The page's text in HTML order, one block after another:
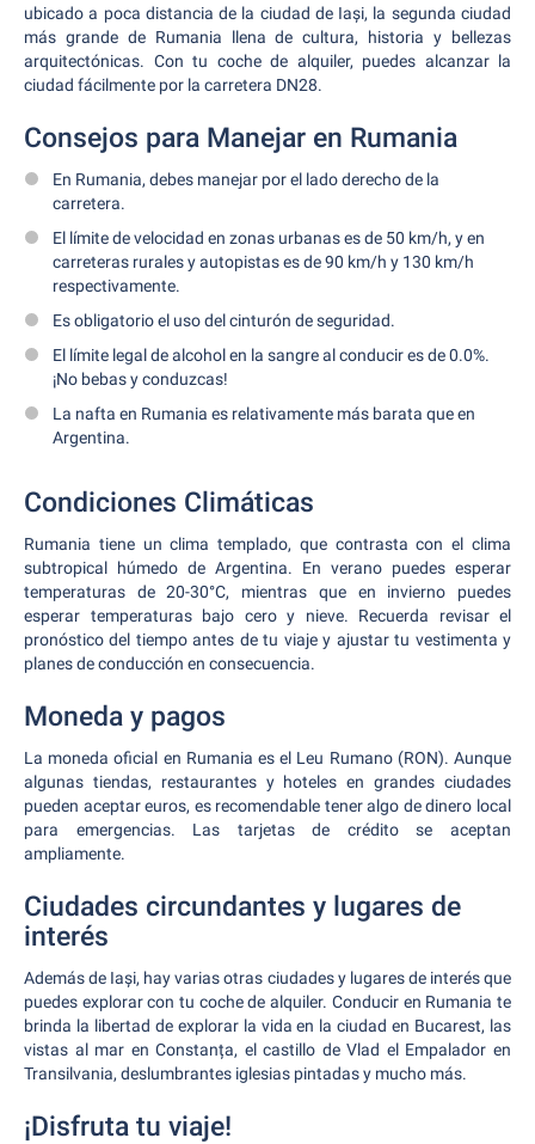
ubicado a poca distancia de la ciudad de Iași, la segunda ciudad
más grande de Rumania llena de cultura, historia y bellezas
arquitectónicas. Con tu coche de alquiler, puedes alcanzar la
ciudad fácilmente por la carretera DN28.
Consejos para Manejar en Rumania
En Rumania, debes manejar por el lado derecho de la
carretera.
El límite de velocidad en zonas urbanas es de 50 km/h, y en
carreteras rurales y autopistas es de 90 km/h y 130 km/h
respectivamente.
Es obligatorio el uso del cinturón de seguridad.
El límite legal de alcohol en la sangre al conducir es de 0.0%.
¡No bebas y conduzcas!
La nafta en Rumania es relativamente más barata que en
Argentina.
Condiciones Climáticas
Rumania tiene un clima templado, que contrasta con el clima
subtropical húmedo de Argentina. En verano puedes esperar
temperaturas de 20-30°C, mientras que en invierno puedes
esperar temperaturas bajo cero y nieve. Recuerda revisar el
pronóstico del tiempo antes de tu viaje y ajustar tu vestimenta y
planes de conducción en consecuencia.
Moneda y pagos
La moneda oficial en Rumania es el Leu Rumano (RON). Aunque
algunas tiendas, restaurantes y hoteles en grandes ciudades
pueden aceptar euros, es recomendable tener algo de dinero local
para emergencias. Las tarjetas de crédito se aceptan
ampliamente.
Ciudades circundantes y lugares de
interés
Además de Iași, hay varias otras ciudades y lugares de interés que
puedes explorar con tu coche de alquiler. Conducir en Rumania te
brinda la libertad de explorar la vida en la ciudad en Bucarest, las
vistas al mar en Constanța, el castillo de Vlad el Empalador en
Transilvania, deslumbrantes iglesias pintadas y mucho más.
¡Disfruta tu viaje!